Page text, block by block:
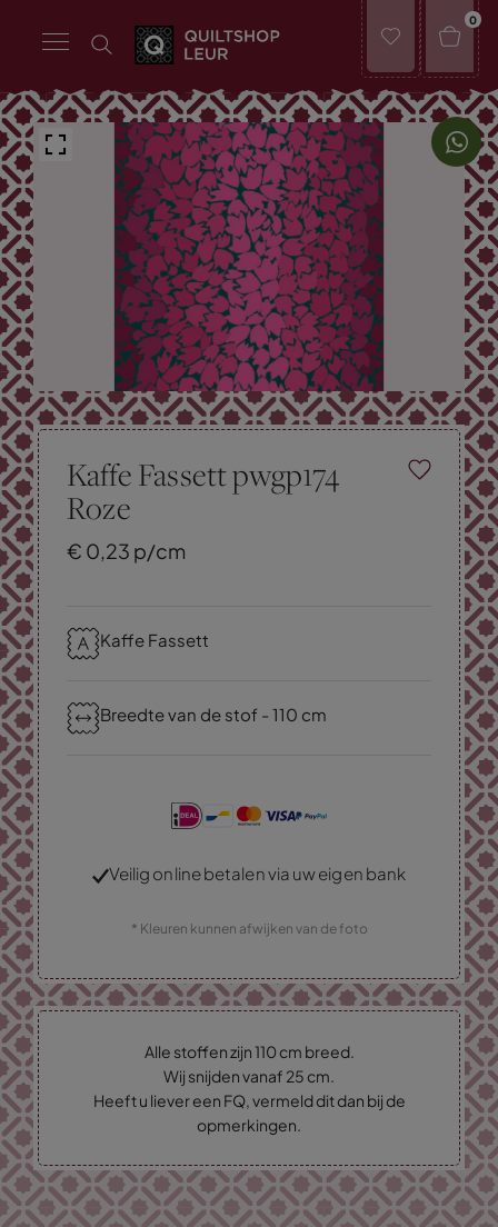
0
Kaffe Fassett pwgp174
Roze
€ 0,23 p/cm
Kaffe Fassett
Breedte van de stof - 110 cm
Veilig online betalen via uw eigen bank
* Kleuren kunnen afwijken van de foto
Alle stoffen zijn 110 cm breed.
Wij snijden vanaf 25 cm.
Heeft u liever een FQ, vermeld dit dan bij de
opmerkingen.